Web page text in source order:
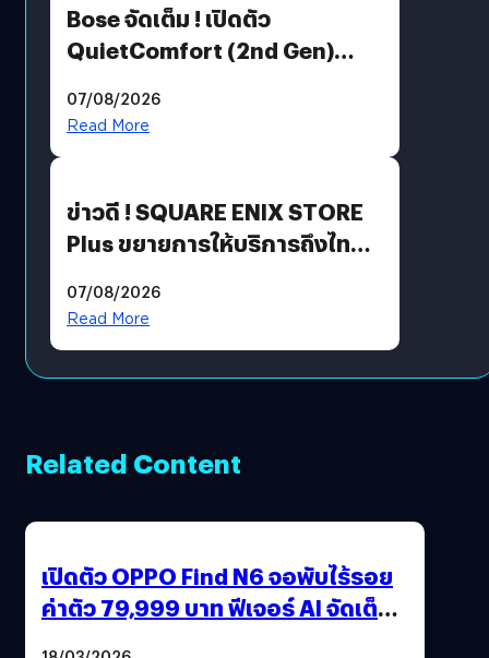
Bose จัดเต็ม ! เปิดตัว
QuietComfort (2nd Gen)
07/08/2026
Read More
ข่าวดี ! SQUARE ENIX STORE
Plus ขยายการให้บริการถึงไทย
โดยตรง
07/08/2026
Read More
Related Content
เปิดตัว OPPO Find N6 จอพับไร้รอย
ค่าตัว 79,999 บาท ฟีเจอร์ AI จัดเต็ม